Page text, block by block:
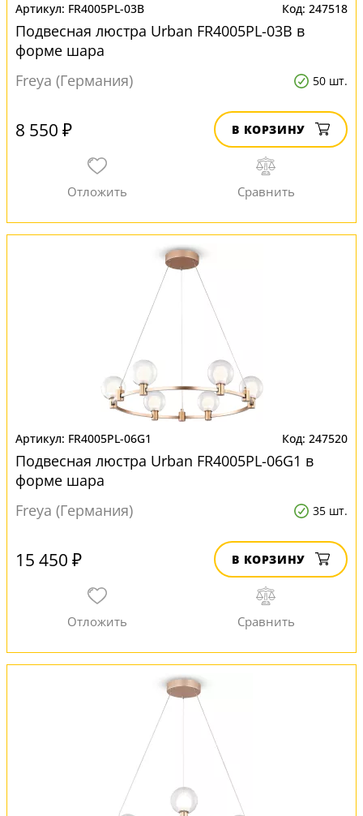
FR4005PL-03B 247518
Подвесная люстра Urban FR4005PL-03B в
форме шара
Freya (Германия)
50 шт.
8 550 ₽ В КОРЗИНУ
FR4005PL-06G1 247520
Подвесная люстра Urban FR4005PL-06G1 в
форме шара
Freya (Германия)
35 шт.
15 450 ₽ В КОРЗИНУ